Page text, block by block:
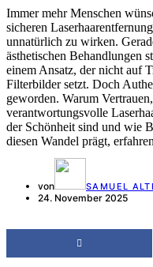
Immer mehr Menschen
sicheren
unnatürlich zu wirken.
ästhetischen Behandlungen
einem Ansatz, der nicht auf
Filterbilder setzt. Doch
geworden. Warum
verantwortungsvolle
der Schönheit sind und wie
diesen Wandel prägt,
von SAMUEL
24. November 2025